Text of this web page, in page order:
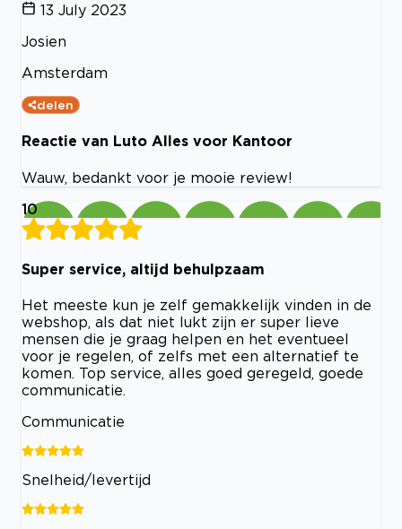
13 July 2023
Josien
Amsterdam
delen
Reactie van Luto Alles voor Kantoor
Wauw, bedankt voor je mooie review!
10
Super service, altijd behulpzaam
Het meeste kun je zelf gemakkelijk vinden in de
webshop, als dat niet lukt zijn er super lieve
mensen die je graag helpen en het eventueel
voor je regelen, of zelfs met een alternatief te
komen. Top service, alles goed geregeld, goede
communicatie.
Communicatie
Snelheid/levertijd